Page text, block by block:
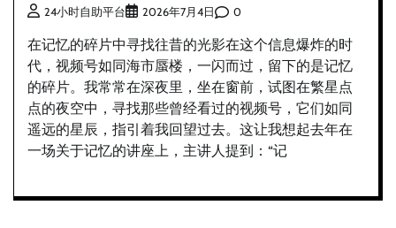
24小时自助平台 2026年7月4日 0
在记忆的碎片中寻找往昔的光影在这个信息爆炸的时
代，视频号如同海市蜃楼，一闪而过，留下的是记忆
的碎片。我常常在深夜里，坐在窗前，试图在繁星点
点的夜空中，寻找那些曾经看过的视频号，它们如同
遥远的星辰，指引着我回望过去。这让我想起去年在
一场关于记忆的讲座上，主讲人提到：“记